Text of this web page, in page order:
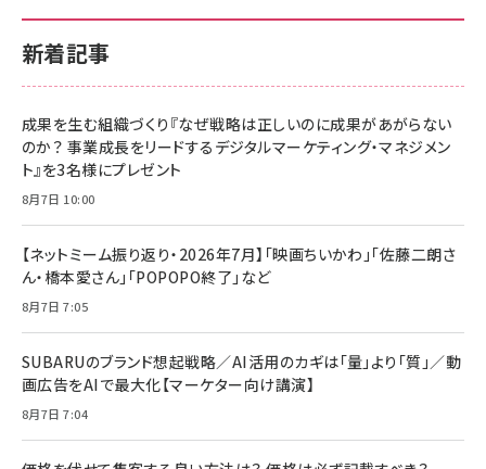
新着記事
成果を生む組織づくり『なぜ戦略は正しいのに成果があがらない
のか？ 事業成長をリードするデジタルマーケティング・マネジメン
ト』を3名様にプレゼント
8月7日 10:00
【ネットミーム振り返り・2026年7月】「映画ちいかわ」「佐藤二朗さ
ん・橋本愛さん」「POPOPO終了」など
8月7日 7:05
SUBARUのブランド想起戦略／AI活用のカギは「量」より「質」／動
画広告をAIで最大化【マーケター向け講演】
8月7日 7:04